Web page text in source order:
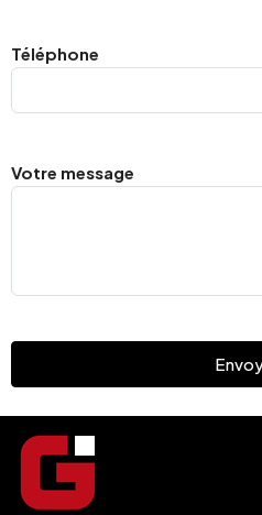
Téléphone
Votre message